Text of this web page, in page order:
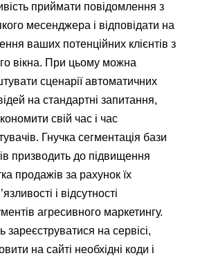
приймати повідомлення з
месенджера і відповідати на
ваших потенційних клієнтів з
вікна. При цьому можна
сценарії автоматичних
на стандартні запитання,
свій час і час
Гнучка сегментація бази
призводить до підвищення
продажів за рахунок їх
і відсутності
агресивного маркетингу.
зареєструватися на сервісі,
на сайті необхідні коди і